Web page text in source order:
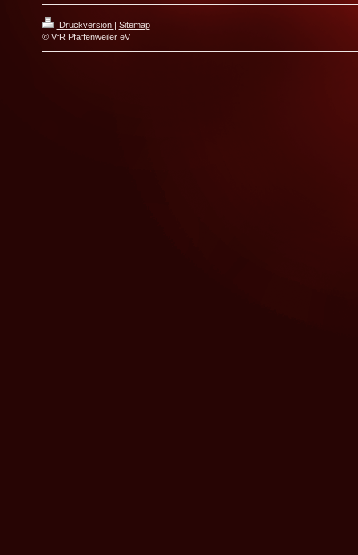
Druckversion
Sitemap
© VfR Pfaffenweiler eV